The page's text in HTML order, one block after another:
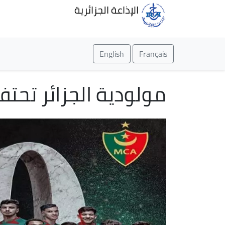
الإذاعة الجزائرية
Français
English
مولودية الجزائر